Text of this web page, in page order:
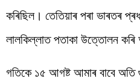
কৰিছিল। তেতিয়াৰ পৰা ভাৰতৰ
লালকিল্লাত পতাকা উত্তোলন
গতিকে ১৫ আগষ্ট আমাৰ বাবে